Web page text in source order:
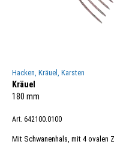
Hacken, Kräuel, Karsten
Kräuel
180 mm
Art. 642100.0100
Mit Schwanenhals, mit 4 ovalen